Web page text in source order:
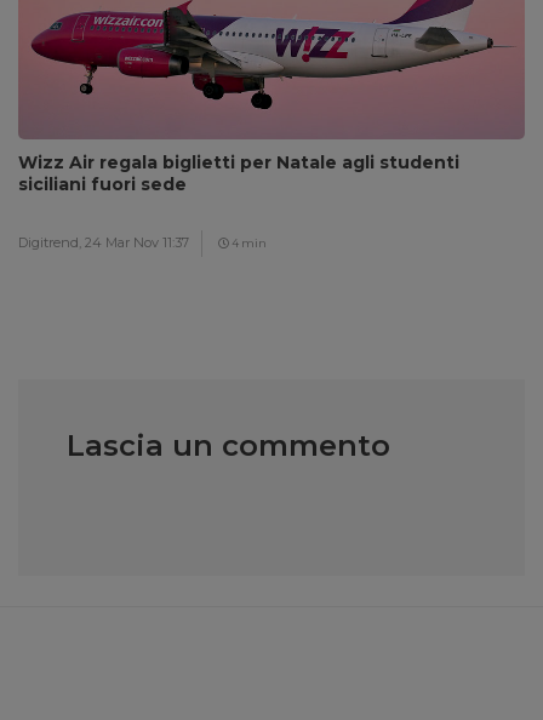
Wizz Air regala biglietti per Natale agli studenti
siciliani fuori sede
Digitrend, 24 Mar Nov 11:37 4 min
Lascia un commento